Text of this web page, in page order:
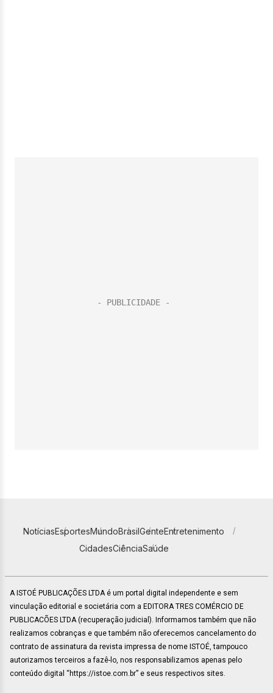
NotíciasEsportesMundoBrasilGenteEntretenimento
CidadesCiênciaSaúde
A ISTOÉ PUBLICAÇÕES LTDA é um portal digital independente e sem
vinculação editorial e societária com a EDITORA TRES COMÉRCIO DE
PUBLICACÕES LTDA (recuperação judicial). Informamos também que não
realizamos cobranças e que também não oferecemos cancelamento do
contrato de assinatura da revista impressa de nome ISTOÉ, tampouco
autorizamos terceiros a fazê-lo, nos responsabilizamos apenas pelo
conteúdo digital “https://istoe.com.br” e seus respectivos sites.